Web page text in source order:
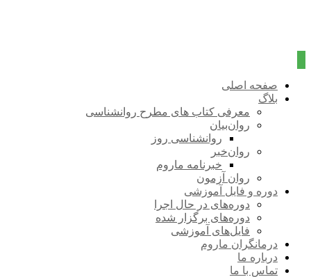
صفحه اصلی
بلاگ
معرفی کتاب های مطرح روانشناسی
روان‌بیان
روانشناسی روز
روان‌خبر
خبرنامه ماروم
روان آزمون
دوره و فایل آموزشی
دوره‌های در حال اجرا
دوره‌های برگزار شده
فایل‌های آموزشی
درمانگران ماروم
درباره ما
تماس با ما